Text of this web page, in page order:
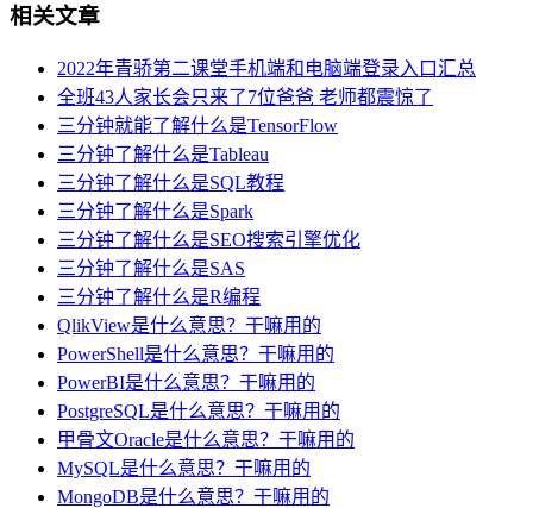
相关文章
2022年青骄第二课堂手机端和电脑端登录入口汇总
全班43人家长会只来了7位爸爸 老师都震惊了
三分钟就能了解什么是TensorFlow
三分钟了解什么是Tableau
三分钟了解什么是SQL教程
三分钟了解什么是Spark
三分钟了解什么是SEO搜索引擎优化
三分钟了解什么是SAS
三分钟了解什么是R编程
QlikView是什么意思？干嘛用的
PowerShell是什么意思？干嘛用的
PowerBI是什么意思？干嘛用的
PostgreSQL是什么意思？干嘛用的
甲骨文Oracle是什么意思？干嘛用的
MySQL是什么意思？干嘛用的
MongoDB是什么意思？干嘛用的